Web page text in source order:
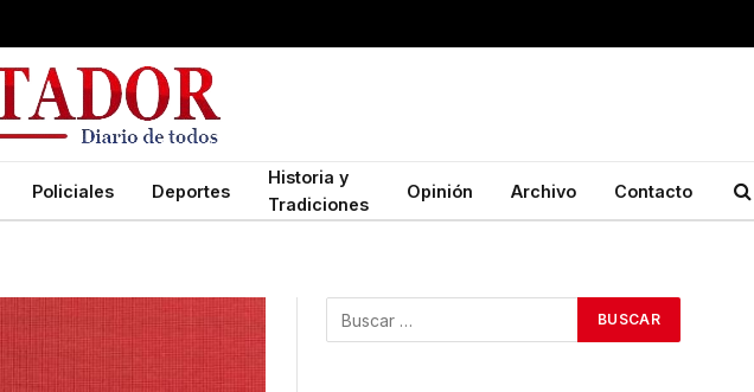
Policiales Deportes
Historia y
Tradiciones
Opinión Archivo Contacto